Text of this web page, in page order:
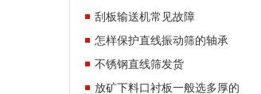
刮板输送机常见故障
怎样保护直线振动筛的轴承
不锈钢直线筛发货
放矿下料口衬板一般选多厚的